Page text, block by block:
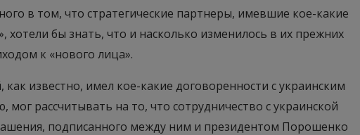
в том, что стратегические партнеры, имевшие кое-какие
хотели бы знать, что и насколько изменилось в их прежних
к «нового лица».
известно, имел кое-какие договоренности с украинским
рассчитывать на то, что сотрудничество с украинской
подписанного между ним и президентом Порошенко